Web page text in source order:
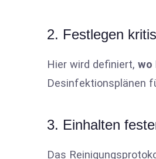
2. Festlegen
Hier wird definiert, wo
Desinfektionsplänen
3. Einhalten
Das